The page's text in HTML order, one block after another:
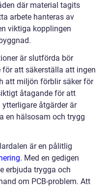
där material tagits
arbete hanteras av
viktiga kopplingen
är slutförda bör
för att säkerställa att ingen
att miljön förblir säker för
åtagande för att
åtgärder är
en hälsosam och trygg
är en pålitlig
. Med en gedigen
erbjuda trygga och
om PCB-problem. Att